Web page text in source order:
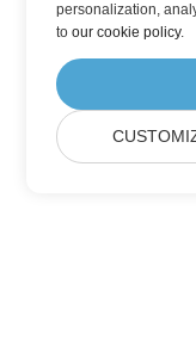
personalization,
toour cookie policy.